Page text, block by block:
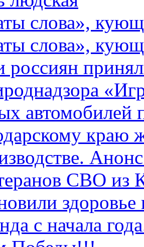
слова»,
слова»,
россиян
автомобилей
краю
СВО из
с начала